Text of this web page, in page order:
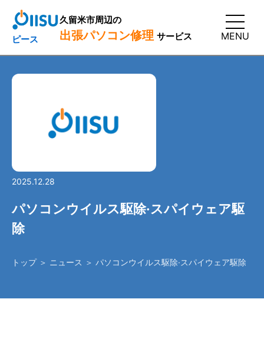
ピース
久留米市周辺の
出張パソコン修理 サービス MENU
2025.12.28
パソコンウイルス駆除·スパイウェア駆
除
トップ＞ ニュース ＞ パソコンウイルス駆除·スパイウェア駆除